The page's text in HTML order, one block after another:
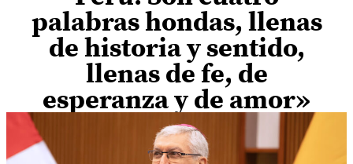
palabras hondas, llenas
de historia y sentido,
llenas de fe, de
esperanza y de amor»